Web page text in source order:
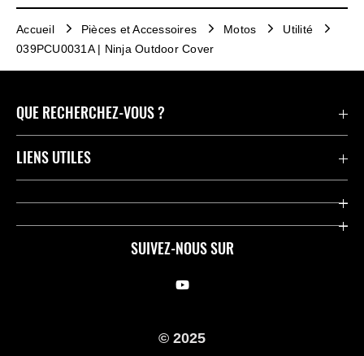
Accueil Pièces et Accessoires Motos
Utilité
039PCU0031A | Ninja Outdoor Cover
SUIVEZ-NOUS SUR
QUE RECHERCHEZ-VOUS ?
Motos
Compétition
LIENS UTILES
Press
© 2025